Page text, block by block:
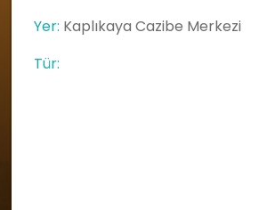
Yer: Kaplıkaya Cazibe Merkezi
Tür: